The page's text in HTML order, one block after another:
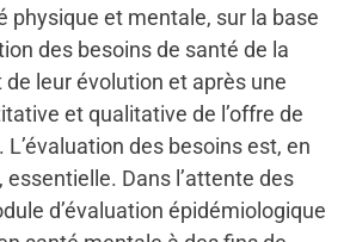
physique et mentale, sur la base
des besoins de santé de la
leur évolution et après une
et qualitative de l’offre de
des besoins est, en
essentielle. Dans l’attente des
d’évaluation épidémiologique